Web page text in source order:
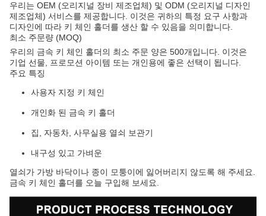
우리는 OEM (오리지널 장비 제조업체) 및 ODM (오리지널 디자인
제조업체) 서비스를 제공합니다. 이것은 귀하의 특정 요구 사항과
디자인에 따라 키 체인 홀더를 생산 할 수 있음을 의미합니다.
최소 주문량 (MOQ)
우리의 금속 키 체인 홀더의 최소 주문 양은 500개입니다. 이것은
기업 선물, 프로모션 아이템 또는 개인용에 좋은 선택이 됩니다.
주요 특징
사용자 지정 키 체인
개인화 된 금속 키 홀더
집, 자동차, 사무실용 열쇠 보관기
내구성 있고 가벼운
열쇠가 가방 바닥이나 종이 모퉁이에 잃어버리지 않도록 해 주세요.
금속 키 체인 홀더를 오늘 구입해 보세요.